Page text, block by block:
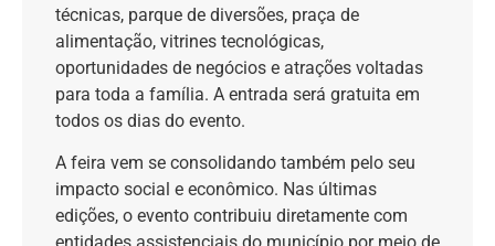
técnicas, parque de diversões, praça de
alimentação, vitrines tecnológicas,
oportunidades de negócios e atrações voltadas
para toda a família. A entrada será gratuita em
todos os dias do evento.
A feira vem se consolidando também pelo seu
impacto social e econômico. Nas últimas
edições, o evento contribuiu diretamente com